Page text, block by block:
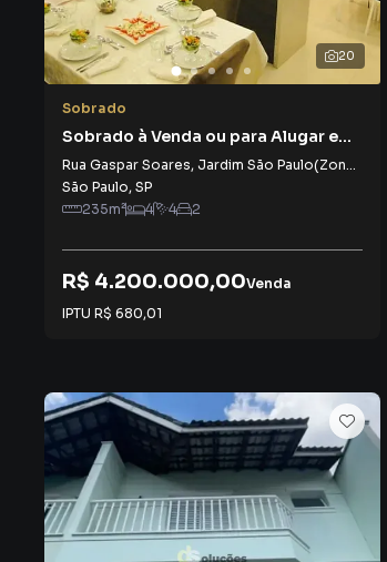
20
Sobrado
Sobrado à Venda ou para Alugar em
Jardim São Paulo(Zona Norte)
Rua Gaspar Soares, Jardim São Paulo(Zona Norte)
São Paulo, SP
235m² 4 4 2
R$ 4.200.000,00Venda
IPTU R$ 680,01